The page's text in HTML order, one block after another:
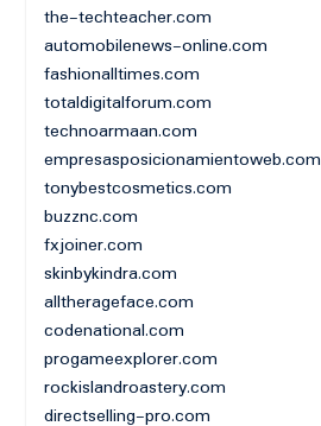
the-techteacher.com
automobilenews-online.com
fashionalltimes.com
totaldigitalforum.com
technoarmaan.com
empresasposicionamientoweb.com
tonybestcosmetics.com
buzznc.com
fxjoiner.com
skinbykindra.com
alltherageface.com
codenational.com
progameexplorer.com
rockislandroastery.com
directselling-pro.com